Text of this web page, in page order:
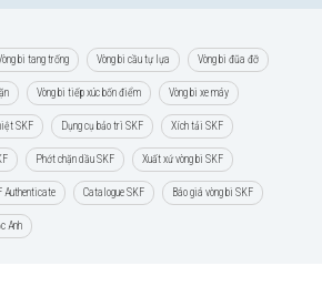
bi tang trống Vòng bi cầu tự lựa Vòng bi đũa đỡ
Vòng bi tiếp xúc bốn điểm Vòng bi xe máy
SKF Dụng cụ bảo trì SKF Xích tải SKF
Phớt chặn dầu SKF Xuất xứ vòng bi SKF
Authenticate Catalogue SKF Báo giá vòng bi SKF
Anh